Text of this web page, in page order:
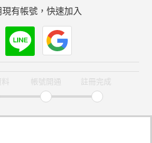
有帳號，快速加入
料 帳號開通 註冊完成